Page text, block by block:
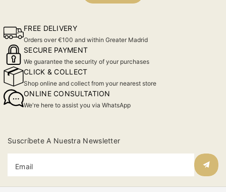
FREE DELIVERY
Orders over €100 and within Greater Madrid
SECURE PAYMENT
We guarantee the security of your purchases
CLICK & COLLECT
Shop online and collect from your nearest store
ONLINE CONSULTATION
We're here to assist you via WhatsApp
Suscríbete A Nuestra Newsletter
Email